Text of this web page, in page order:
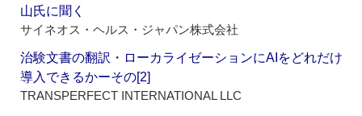
山氏に聞く
サイネオス・ヘルス・ジャパン株式会社
治験文書の翻訳・ローカライゼーションにAIをどれだけ
導入できるかーその[2]
TRANSPERFECT INTERNATIONAL LLC